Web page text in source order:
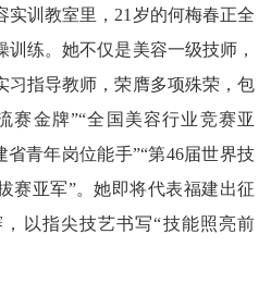
训教室里，21岁的何梅春正全
练。她不仅是美容一级技师，
习指导教师，荣膺多项殊荣，包
赛金牌”“全国美容行业竞赛亚
省青年岗位能手”“第46届世界技
赛亚军”。她即将代表福建出征
以指尖技艺书写“技能照亮前